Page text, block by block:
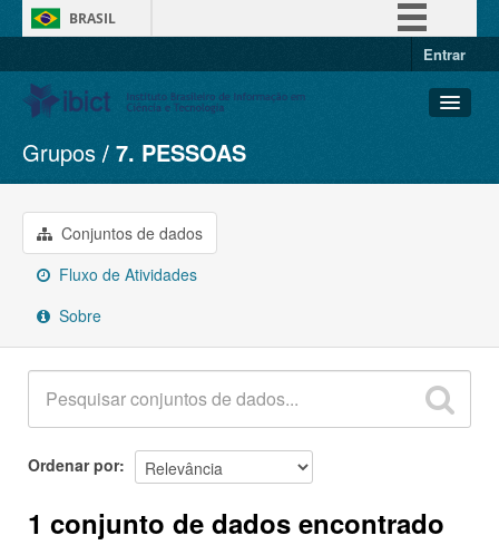
BRASIL
Entrar
Conjuntos de dados
Organizações
Grupos
Sobre
Grupos 7. PESSOAS
Conjuntos de dados
Fluxo de Atividades
Sobre
Ordenar por
1 conjunto de dados encontrado